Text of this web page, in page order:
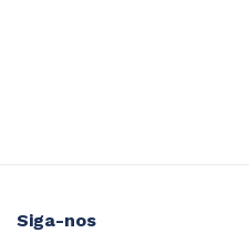
Siga-nos